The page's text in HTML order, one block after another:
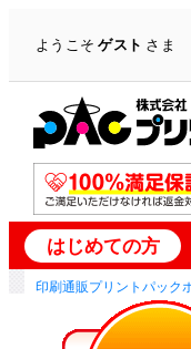
ようこそゲスト さま
はじめての方
印刷通販プリントパック